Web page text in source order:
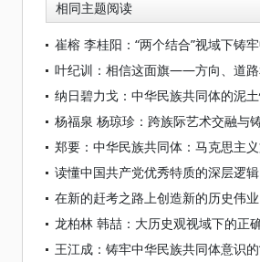
相同主题阅读
读懂中国共产党优秀特质的深层逻辑
在新的赶考之路上创造新的历史伟业